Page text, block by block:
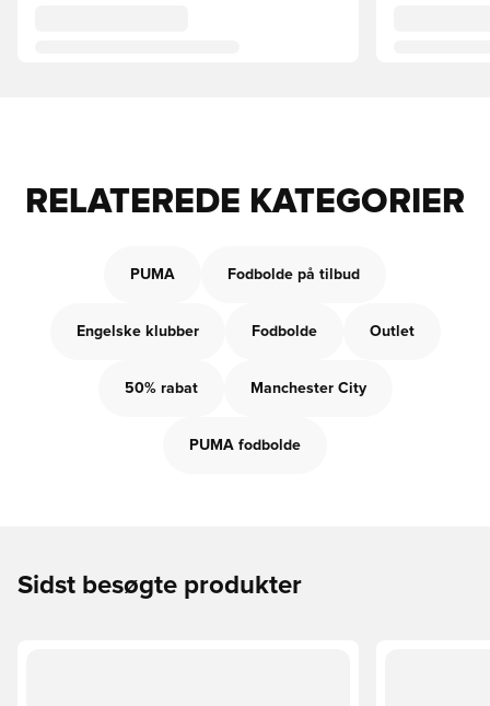
RELATEREDE KATEGORIER
PUMA Fodbolde på tilbud
Engelske klubber Fodbolde Outlet
50% rabat Manchester City
PUMA fodbolde
Sidst besøgte produkter